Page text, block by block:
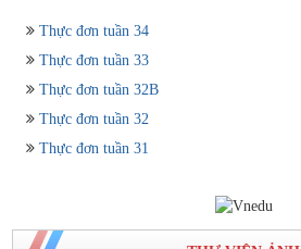
Thực đơn tuần 34
Thực đơn tuần 33
Thực đơn tuần 32B
Thực đơn tuần 32
Thực đơn tuần 31